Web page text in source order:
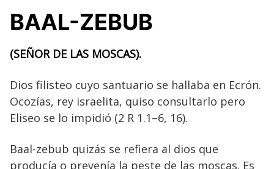
BAAL-ZEBUB
(SEÑOR DE LAS MOSCAS).
Dios filisteo cuyo santuario se hallaba en Ecrón.
Ocozías, rey israelita, quiso consultarlo pero
Eliseo se lo impidió (2 R 1.1–6, 16).
Baal-zebub quizás se refiera al dios que
producía o prevenía la peste de las moscas. Es